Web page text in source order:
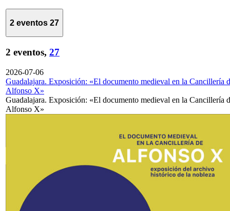
2 eventos 27
2 eventos, 27
2026-07-06
Guadalajara. Exposición: «El documento medieval en la Cancillería
Alfonso X»
Guadalajara. Exposición: «El documento medieval en la Cancillería
Alfonso X»